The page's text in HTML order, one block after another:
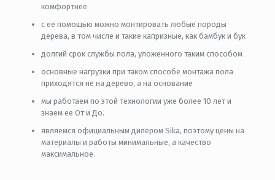
комфортнее
с ее помощью можно монтировать любые породы
дерева, в том числе и такие капризные, как бамбук и бук
долгий срок службы пола, уложенного таким способом
основные нагрузки при таком способе монтажа пола
приходятся не на дерево, а на основание
мы работаем по этой технологии уже более 10 лет и
знаем ее От и До.
являемся официальным дилером Sika, поэтому цены на
материалы и работы минимальные, а качество
максимальное.